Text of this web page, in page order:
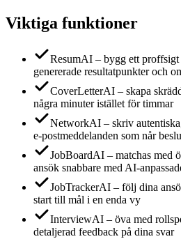
Viktiga funktioner
ResumAI – bygg ett
genererade resultatpunkter och
CoverLetterAI – skapa
några minuter istället för timmar
NetworkAI – skriv
e-postmeddelanden som når
JobBoardAI – matchas med
ansök snabbare med AI-
JobTrackerAI – följ dina
start till mål i en enda vy
InterviewAI – öva med
detaljerad feedback på dina svar